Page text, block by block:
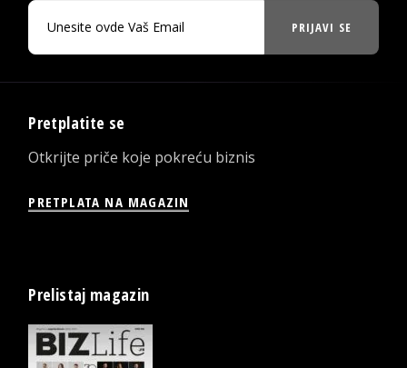
PRIJAVI SE
Pretplatite se
Otkrijte priče koje pokreću biznis
PRETPLATA NA MAGAZIN
Prelistaj magazin